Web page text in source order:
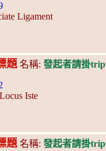
Ligament
題 名稱: 發起者請掛trip
Iste
題 名稱: 發起者請掛trip